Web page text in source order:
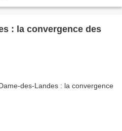
: la convergence des